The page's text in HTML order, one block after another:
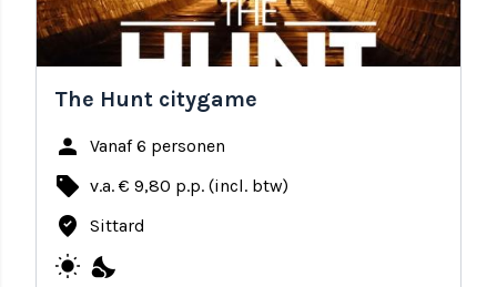
The Hunt citygame
person Vanaf 6 personen
local_offer v.a. € 9,80 p.p. (incl. btw)
where_to_vote Sittard
wb_sunny nights_stay